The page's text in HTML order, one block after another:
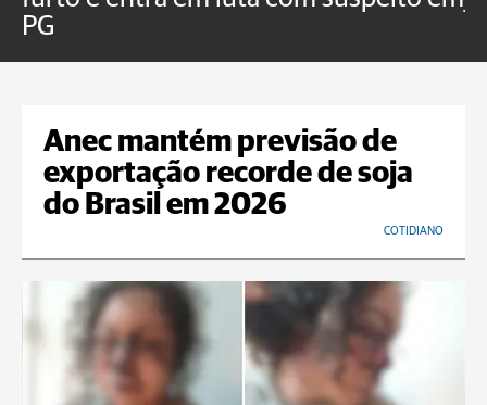
PG
Anec mantém previsão de
exportação recorde de soja
do Brasil em 2026
COTIDIANO